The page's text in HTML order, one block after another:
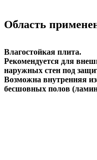
Область
Влагостойкая плита.
Рекомендуется для
наружных стен под
Возможна внутренняя
бесшовных полов